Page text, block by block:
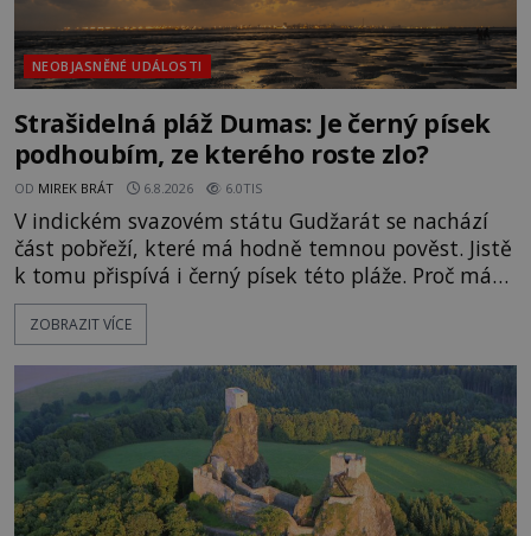
NEOBJASNĚNÉ UDÁLOSTI
Strašidelná pláž Dumas: Je černý písek
podhoubím, ze kterého roste zlo?
OD MIREK BRÁT 6.8.2026 6.0TIS
V indickém svazovém státu Gudžarát se nachází
část pobřeží, které má hodně temnou pověst. Jistě
k tomu přispívá i černý písek této pláže. Proč má
pláž takové netypické zbarvení? Nakolik jsou
pravdivé historky, že zde došlo k nevysvětlitelným
následovat. Vstupujeme na pláž Dumas ve městě
Surat. Gu
ZOBRAZIT VÍCE